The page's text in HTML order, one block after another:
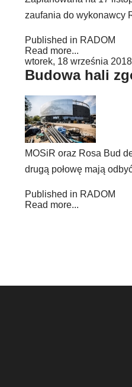
zaufania do wykonawcy
Published in RADOM
Read more...
wtorek, 18 września
Budowa hali
MOSiR oraz Rosa Bud
drugą połowę mają
Published in RADOM
Read more...